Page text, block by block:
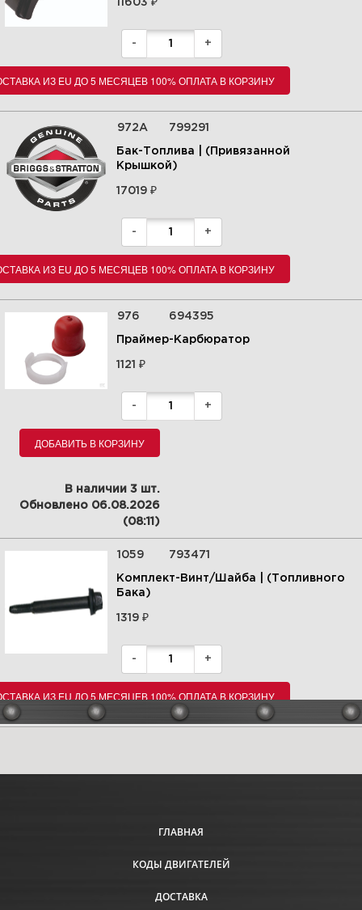
11603
- +
ИЗ EU ДО 5 МЕСЯЦЕВ 100% ОПЛАТА В КОРЗИНУ
972A 799291
Бак-Топлива | (Привязанной
Крышкой)
17019₽
- +
ИЗ EU ДО 5 МЕСЯЦЕВ 100% ОПЛАТА В КОРЗИНУ
976 694395
Праймер-Карбюратор
1121₽
- +
ДОБАВИТЬ В КОРЗИНУ
В наличии 3 шт.
Обновлено 06.08.2026
(08:11)
1059 793471
Комплект-Винт/Шайба | (Топливного
Бака)
1319₽
- +
ИЗ EU ДО 5 МЕСЯЦЕВ 100% ОПЛАТА В КОРЗИНУ
ГЛАВНАЯ
КОДЫ ДВИГАТЕЛЕЙ
ДОСТАВКА